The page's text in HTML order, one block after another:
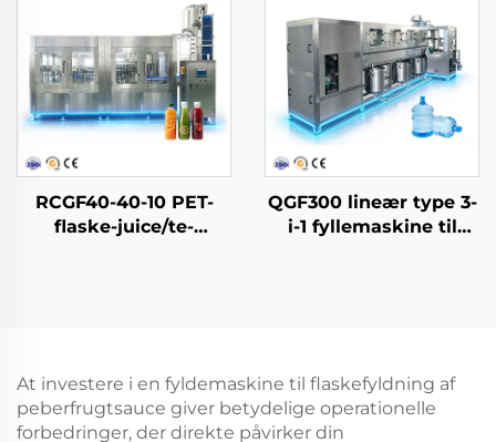
RCGF40-40-10 PET-
flaske-juice/te-
QGF300 lineær type 3-
i-1 fyllemaskine til
At investere i en fyldemaskine til flaskefyldning af
peberfrugtsauce giver betydelige operationelle
forbedringer, der direkte påvirker din